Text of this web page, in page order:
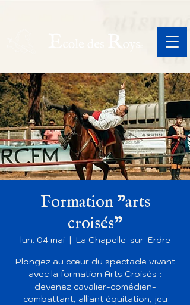
Formation "arts
croisés"
lun. 04 mai
  |
La Chapelle-sur-Erdre
Plongez au cœur du spectacle vivant
avec la formation Arts Croisés :
devenez cavalier-comédien-
combattant, alliant équitation, jeu